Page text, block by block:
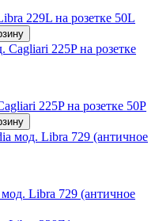
229L на розетке 50L
225P на розетке 50P
Libra 729 (античное